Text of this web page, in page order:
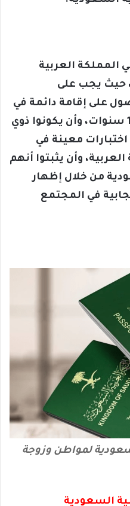
العربية
حيث يجب على
على إقامة دائمة في
المملكة لمدة لا تقل عن 10 سنوات، وأن يكونوا ذوي
معينة في
وأن يثبتوا أنهم
من خلال إظهار
في المجتمع
لمواطن وزوجة
السعودية